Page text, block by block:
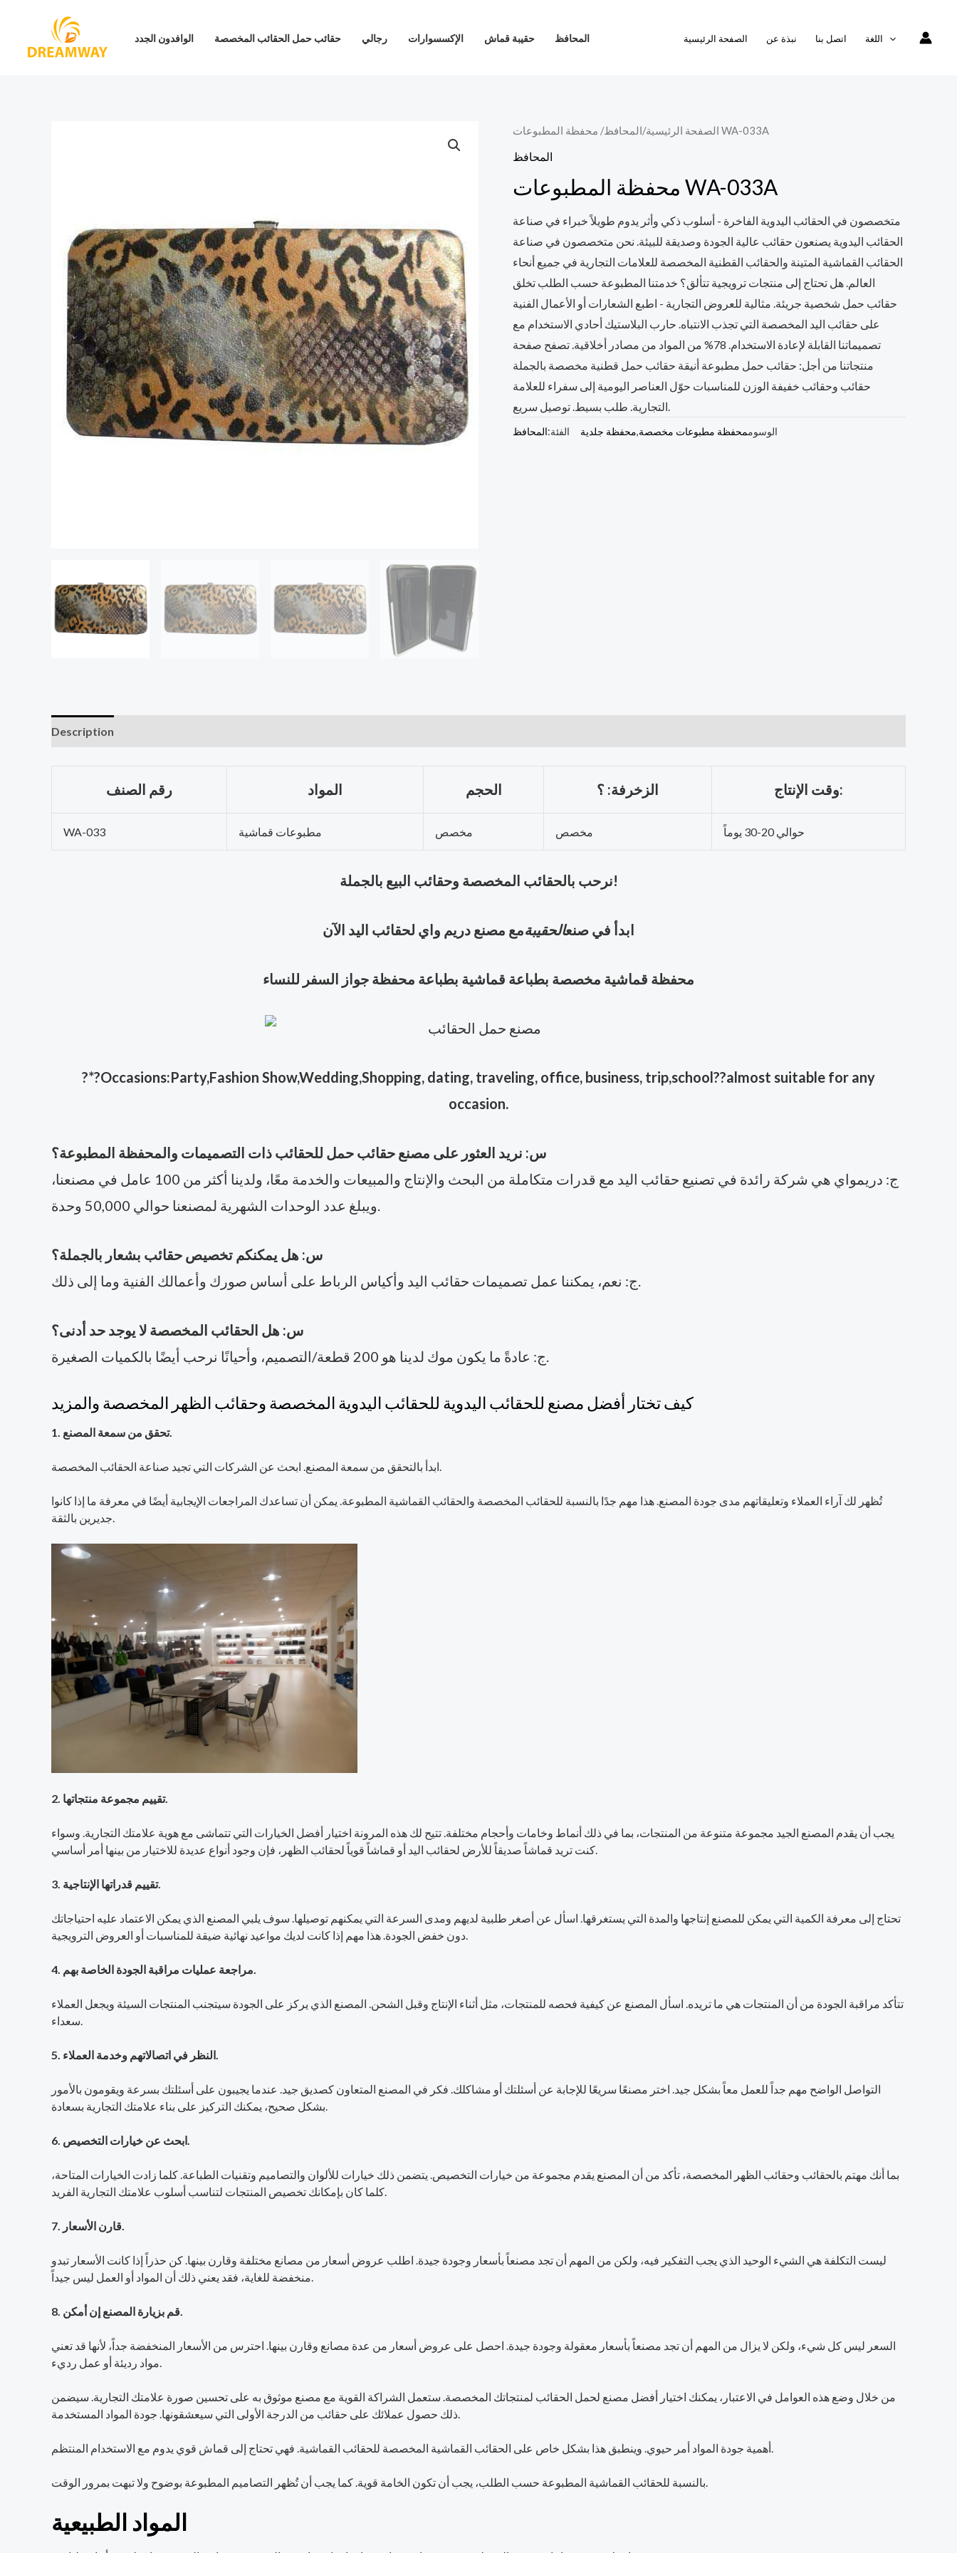
المحتوى
الوافدون الجدد حقائب حمل الحقائب المخصصة رجالي الإكسسوارات حقيبة قماش المحافظ الصفحة الرئيسية نبذة عن اتصل بنا اللغة
الصفحة الرئيسية/المحافظ / محفظة المطبوعات WA-033A
المحافظ
محفظة المطبوعات WA-033A
متخصصون في الحقائب اليدوية الفاخرة - أسلوب ذكي وأثر يدوم طويلاً خبراء في صناعة
الحقائب اليدوية يصنعون حقائب عالية الجودة وصديقة للبيئة. نحن متخصصون في صناعة
الحقائب القماشية المتينة والحقائب القطنية المخصصة للعلامات التجارية في جميع أنحاء
العالم. هل تحتاج إلى منتجات ترويجية تتألق؟ خدمتنا المطبوعة حسب الطلب تخلق
حقائب حمل شخصية جريئة. مثالية للعروض التجارية - اطبع الشعارات أو الأعمال الفنية
على حقائب اليد المخصصة التي تجذب الانتباه. حارب البلاستيك أحادي الاستخدام مع
تصميماتنا القابلة لإعادة الاستخدام. 78% من المواد من مصادر أخلاقية. تصفح صفحة
منتجاتنا من أجل: حقائب حمل مطبوعة أنيقة حقائب حمل قطنية مخصصة بالجملة
حقائب وحقائب خفيفة الوزن للمناسبات حوّل العناصر اليومية إلى سفراء للعلامة
الفئة:المحافظ الوسوممحفظة مطبوعات مخصصة,محفظة جلدية
Description
رقم الصنف المواد الحجم الزخرفة: ؟ وقت الإنتاج:
WA-033 مطبوعات قماشية مخصص مخصص حوالي 20-30 يوماً
نرحب بالحقائب المخصصة وحقائب البيع بالجملة!
ابدأ في صنعالحقيبةمع مصنع دريم واي لحقائب اليد الآن
محفظة قماشية مخصصة بطباعة قماشية بطباعة محفظة جواز السفر للنساء
?*?Occasions:Party,Fashion Show,Wedding,Shopping, dating, traveling, office, business, trip,school??almost suitable for any
occasion.
س: نريد العثور على مصنع حقائب حمل للحقائب ذات التصميمات والمحفظة المطبوعة؟
ج: دريمواي هي شركة رائدة في تصنيع حقائب اليد مع قدرات متكاملة من البحث والإنتاج والمبيعات والخدمة معًا، ولدينا أكثر من 100 عامل في مصنعنا،
س: هل يمكنكم تخصيص حقائب بشعار بالجملة؟
س: هل الحقائب المخصصة لا يوجد حد أدنى؟
كيف تختار أفضل مصنع للحقائب اليدوية للحقائب اليدوية المخصصة وحقائب الظهر المخصصة والمزيد
1. تحقق من سمعة المصنع.
تُظهر لك آراء العملاء وتعليقاتهم مدى جودة المصنع. هذا مهم جدًا بالنسبة للحقائب المخصصة والحقائب القماشية المطبوعة. يمكن أن تساعدك المراجعات الإيجابية أيضًا في معرفة ما إذا كانوا
2. تقييم مجموعة منتجاتها.
يجب أن يقدم المصنع الجيد مجموعة متنوعة من المنتجات، بما في ذلك أنماط وخامات وأحجام مختلفة. تتيح لك هذه المرونة اختيار أفضل الخيارات التي تتماشى مع هوية علامتك التجارية. وسواء
كنت تريد قماشاً صديقاً للأرض لحقائب اليد أو قماشاً قوياً لحقائب الظهر، فإن وجود أنواع عديدة للاختيار من بينها أمر أساسي.
3. تقييم قدراتها الإنتاجية.
تحتاج إلى معرفة الكمية التي يمكن للمصنع إنتاجها والمدة التي يستغرقها. اسأل عن أصغر طلبية لديهم ومدى السرعة التي يمكنهم توصيلها. سوف يلبي المصنع الذي يمكن الاعتماد عليه احتياجاتك
دون خفض الجودة. هذا مهم إذا كانت لديك مواعيد نهائية ضيقة للمناسبات أو العروض الترويجية.
4. مراجعة عمليات مراقبة الجودة الخاصة بهم.
تتأكد مراقبة الجودة من أن المنتجات هي ما تريده. اسأل المصنع عن كيفية فحصه للمنتجات، مثل أثناء الإنتاج وقبل الشحن. المصنع الذي يركز على الجودة سيتجنب المنتجات السيئة ويجعل العملاء
سعداء.
5. النظر في اتصالاتهم وخدمة العملاء.
التواصل الواضح مهم جداً للعمل معاً بشكل جيد. اختر مصنعًا سريعًا للإجابة عن أسئلتك أو مشاكلك. فكر في المصنع المتعاون كصديق جيد. عندما يجيبون على أسئلتك بسرعة ويقومون بالأمور
بشكل صحيح، يمكنك التركيز على بناء علامتك التجارية بسعادة.
6. ابحث عن خيارات التخصيص.
بما أنك مهتم بالحقائب وحقائب الظهر المخصصة، تأكد من أن المصنع يقدم مجموعة من خيارات التخصيص. يتضمن ذلك خيارات للألوان والتصاميم وتقنيات الطباعة. كلما زادت الخيارات المتاحة،
كلما كان بإمكانك تخصيص المنتجات لتناسب أسلوب علامتك التجارية الفريد.
7. قارن الأسعار.
ليست التكلفة هي الشيء الوحيد الذي يجب التفكير فيه، ولكن من المهم أن تجد مصنعاً بأسعار وجودة جيدة. اطلب عروض أسعار من مصانع مختلفة وقارن بينها. كن حذراً إذا كانت الأسعار تبدو
منخفضة للغاية، فقد يعني ذلك أن المواد أو العمل ليس جيداً.
8. قم بزيارة المصنع إن أمكن.
السعر ليس كل شيء، ولكن لا يزال من المهم أن تجد مصنعاً بأسعار معقولة وجودة جيدة. احصل على عروض أسعار من عدة مصانع وقارن بينها. احترس من الأسعار المنخفضة جداً، لأنها قد تعني
مواد رديئة أو عمل رديء.
من خلال وضع هذه العوامل في الاعتبار، يمكنك اختيار أفضل مصنع لحمل الحقائب لمنتجاتك المخصصة. ستعمل الشراكة القوية مع مصنع موثوق به على تحسين صورة علامتك التجارية. سيضمن
ذلك حصول عملائك على حقائب من الدرجة الأولى التي سيعشقونها. جودة المواد المستخدمة.
أهمية جودة المواد أمر حيوي. وينطبق هذا بشكل خاص على الحقائب القماشية المخصصة للحقائب القماشية. فهي تحتاج إلى قماش قوي يدوم مع الاستخدام المنتظم.
بالنسبة للحقائب القماشية المطبوعة حسب الطلب، يجب أن تكون الخامة قوية. كما يجب أن تُظهر التصاميم المطبوعة بوضوح ولا تبهت بمرور الوقت.
المواد الطبيعية